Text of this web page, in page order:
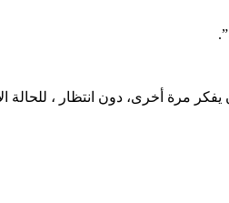
يفكر مرة أخرى، دون انتظار ،